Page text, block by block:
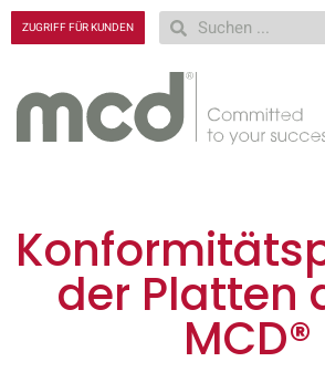
ZUGRIFF FÜR KUNDEN
der Platten
MCD®